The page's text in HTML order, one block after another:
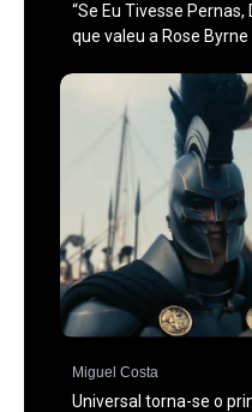
“Se Eu Tivesse Pernas,
que valeu a Rose
Miguel Costa
Universal torna-se o